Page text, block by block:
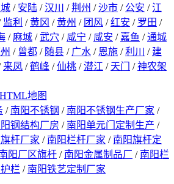
/ 安陆 /汉川 /荆州 /沙市 / 公安 / 江
监利 /黄冈 /黄州 / 团风 /红安 / 罗田 /
/ 麻城 /武穴 / 咸宁 / 咸安 / 嘉鱼 /通城
/ 曾都 / 随县 / 广水 / 恩施 /利川 / 建
来凤 /鹤峰 /仙桃 /潜江 / 天门 /神农架
HTML地图
/ 南阳不锈钢 / 南阳不锈钢生产厂家 /
钢结构厂房 / 南阳单元门定制生产 /
杆厂家 / 南阳栏杆厂家 / 南阳旗杆定
阳厂区旗杆 / 南阳金属制品厂 / 南阳栏
栏 / 南阳铁艺定制厂家